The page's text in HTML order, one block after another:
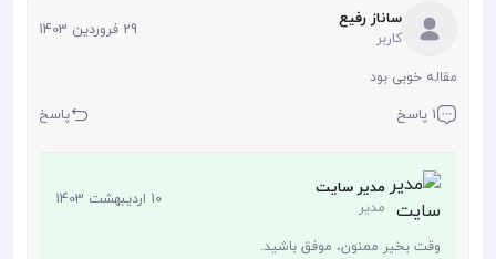
ساناز رفیع
کاربر 29 فروردین 1403
مقاله خوبی بود
1 پاسخ پاسخ
مدیر سایت
مدیر 10 اردیبهشت 1403
وقت بخیر ممنون، موفق باشید.